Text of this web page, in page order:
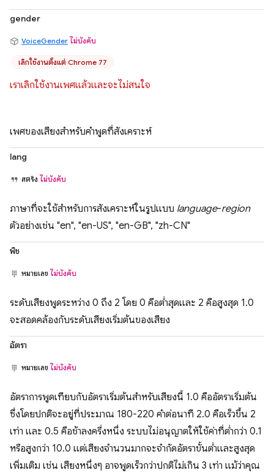
gender
VoiceGender ไม่บังคับ
เลิกใช้งานตั้งแต่ Chrome 77
เราเลิกใช้งานเพศแล้วและจะไม่สนใจ
เพศของเสียงสำหรับคำพูดที่สังเคราะห์
lang
สตริง ไม่บังคับ
ภาษาที่จะใช้สำหรับการสังเคราะห์ในรูปแบบ language-region
ตัวอย่างเช่น "en", "en-US", "en-GB", "zh-CN"
พิช
หมายเลข ไม่บังคับ
ระดับเสียงพูดระหว่าง 0 ถึง 2 โดย 0 คือต่ำสุดและ 2 คือสูงสุด 1.0
จะสอดคล้องกับระดับเสียงเริ่มต้นของเสียง
อัตรา
หมายเลข ไม่บังคับ
อัตราการพูดเทียบกับอัตราเริ่มต้นสำหรับเสียงนี้ 1.0 คืออัตราเริ่มต้น
ซึ่งโดยปกติจะอยู่ที่ประมาณ 180-220 คำต่อนาที 2.0 คือเร็วขึ้น 2
เท่า และ 0.5 คือช้าลงครึ่งหนึ่ง ระบบไม่อนุญาตให้ใช้ค่าที่ต่ำกว่า 0.1
หรือสูงกว่า 10.0 แต่เสียงจำนวนมากจะจำกัดอัตราขั้นต่ำและสูงสุด
เพิ่มเติม เช่น เสียงหนึ่งๆ อาจพูดเร็วกว่าปกติไม่เกิน 3 เท่า แม้ว่าคุณ